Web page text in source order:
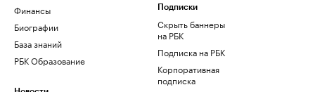
Финансы
Биографии
База знаний
РБК Образование
Подписки
Скрыть баннеры
на РБК
Подписка на РБК
Корпоративная
подписка